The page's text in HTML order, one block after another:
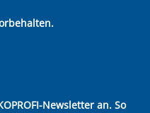
Newsletter an. So